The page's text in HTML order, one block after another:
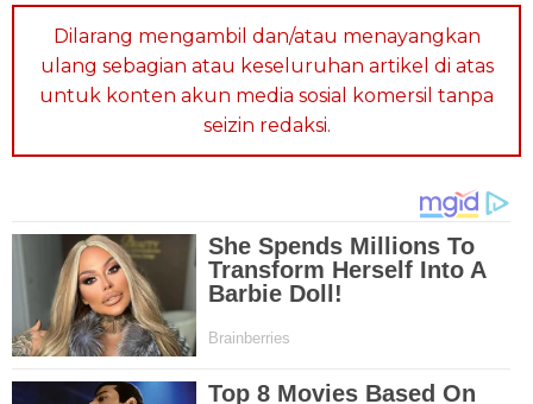
Dilarang mengambil dan/atau menayangkan
ulang sebagian atau keseluruhan artikel di atas
untuk konten akun media sosial komersil tanpa
seizin redaksi.